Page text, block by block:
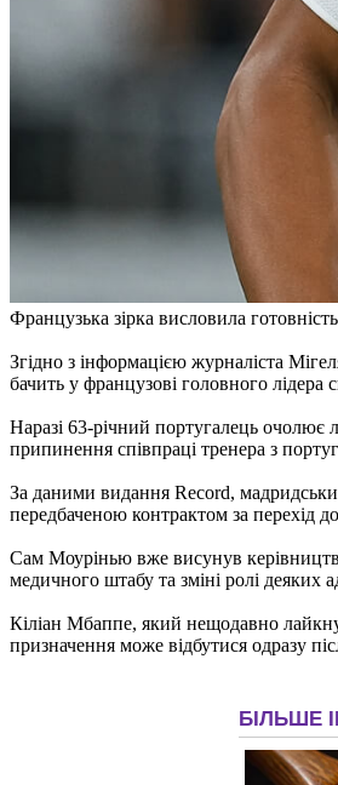
Французька зірка висловила
Згідно з інформацією журналіста
бачить у французові головного
Наразі 63-річний португалець очолює
припинення співпраці тренера з
За даними видання Record,
передбаченою контрактом за перехід
Сам Моурінью вже висунув
медичного штабу та зміні ролі деяких
Кіліан Мбаппе, який нещодавно
призначення може відбутися одразу